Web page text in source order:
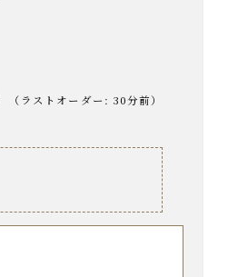
（ ラストオーダー: 30分前）